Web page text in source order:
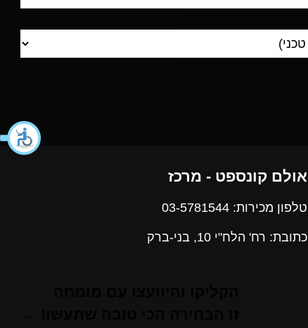
אולם קונספט - מרכז
טלפון מכירות: 03-5781544
כתובת: רח' הלח"י 10, בני-ברק